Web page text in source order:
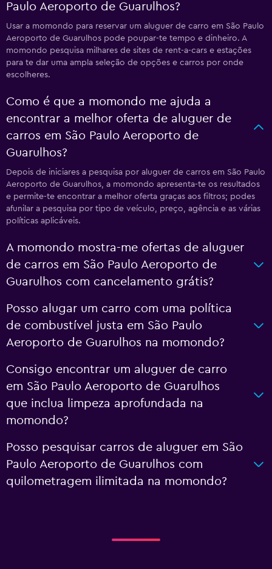
Paulo Aeroporto de Guarulhos?
Usar a momondo para reservar um aluguer de carro em São Paulo
Aeroporto de Guarulhos pode poupar-te tempo e dinheiro. A
momondo pesquisa milhares de sites de rent-a-cars e estações
para te dar uma ampla seleção de opções e carros por onde
escolheres.
Como é que a momondo me ajuda a
encontrar a melhor oferta de aluguer de
carros em São Paulo Aeroporto de
Guarulhos?
Depois de iniciares a pesquisa por aluguer de carros em São Paulo
Aeroporto de Guarulhos, a momondo apresenta-te os resultados
e permite-te encontrar a melhor oferta graças aos filtros; podes
afunilar a pesquisa por tipo de veículo, preço, agência e as várias
políticas aplicáveis.
A momondo mostra-me ofertas de aluguer
de carros em São Paulo Aeroporto de
Guarulhos com cancelamento grátis?
Posso alugar um carro com uma política
de combustível justa em São Paulo
Aeroporto de Guarulhos na momondo?
Consigo encontrar um aluguer de carro
em São Paulo Aeroporto de Guarulhos
que inclua limpeza aprofundada na
momondo?
Posso pesquisar carros de aluguer em São
Paulo Aeroporto de Guarulhos com
quilometragem ilimitada na momondo?